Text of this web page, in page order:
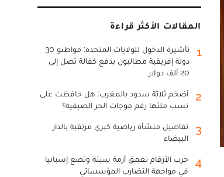
المقالات الأكثر قراءة
1
تأشيرة الدخول للولايات المتحدة: مواطنو 30
دولة إفريقية مطالبون بدفع كفالة تصل إلى
20 ألف دولار
2
أضخم ثلاثة سدود بالمغرب: هل حافظت على
نسب ملئها رغم موجات الحر الصيفية؟
3
تفاصيل منشأة رياضية كبرى مرتقبة بالدار
البيضاء
4
حرب الأرقام تعمق أزمة سبتة وتضع إسبانيا
في مواجهة التضارب المؤسساتي